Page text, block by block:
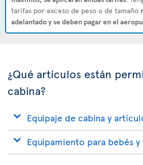
tarifas por exceso de peso o de tamaño
adelantado y se deben pagar en el
¿Qué artículos están
cabina?
Equipaje de cabina y
Equipamiento para bebés y